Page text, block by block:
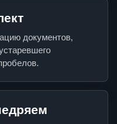
документов,